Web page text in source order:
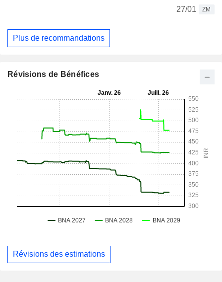
27/01
ZM
Plus de recommandations
Révisions de Bénéfices
Révisions des estimations